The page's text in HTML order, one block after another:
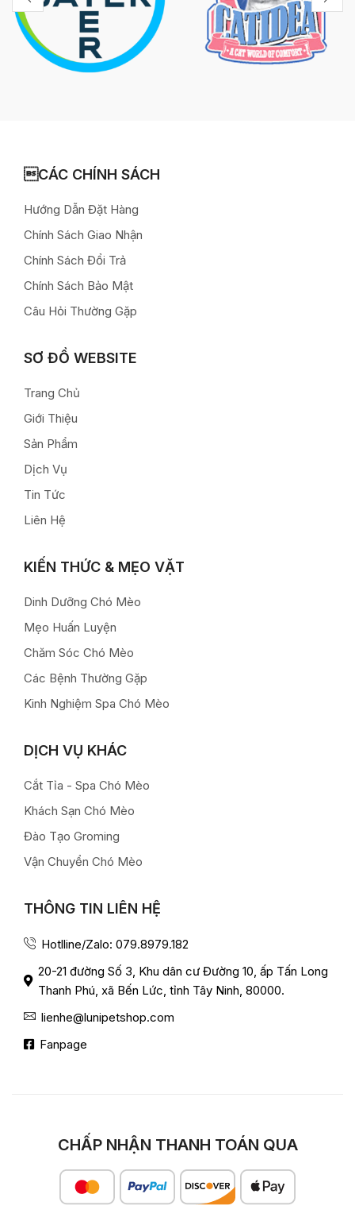
CÁC CHÍNH SÁCH
Hướng Dẫn Đặt Hàng
Chính Sách Giao Nhận
Chính Sách Đổi Trả
Chính Sách Bảo Mật
Câu Hỏi Thường Gặp
SƠ ĐỒ WEBSITE
Trang Chủ
Giới Thiệu
Sản Phẩm
Dịch Vụ
Tin Tức
Liên Hệ
KIẾN THỨC & MẸO VẶT
Dinh Dưỡng Chó Mèo
Mẹo Huấn Luyện
Chăm Sóc Chó Mèo
Các Bệnh Thường Gặp
Kinh Nghiệm Spa Chó Mèo
DỊCH VỤ KHÁC
Cắt Tỉa - Spa Chó Mèo
Khách Sạn Chó Mèo
Đào Tạo Groming
Vận Chuyển Chó Mèo
THÔNG TIN LIÊN HỆ
Hotlline/Zalo: 079.8979.182
20-21 đường Số 3, Khu dân cư Đường 10, ấp Tấn Long
Thanh Phú, xã Bến Lức, tỉnh Tây Ninh, 80000.
lienhe@lunipetshop.com
Fanpage
CHẤP NHẬN THANH TOÁN QUA